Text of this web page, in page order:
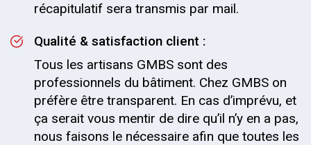
récapitulatif sera transmis par mail.
Qualité & satisfaction client :
Tous les artisans GMBS sont des
professionnels du bâtiment. Chez GMBS on
préfère être transparent. En cas d’imprévu, et
ça serait vous mentir de dire qu’il n’y en a pas,
nous faisons le nécessaire afin que toutes les